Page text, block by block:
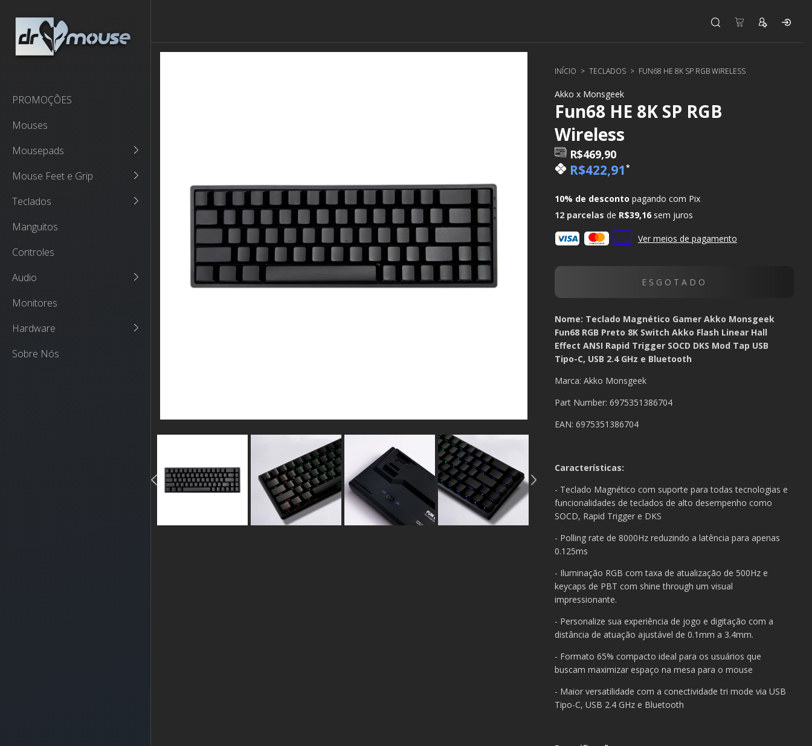
PROMOÇÕES
Mouses
Mousepads
Mouse Feet e Grip
Teclados
Manguitos
Controles
Audio
Monitores
Hardware
Sobre Nós
INÍCIO > TECLADOS > FUN68 HE 8K SP RGB WIRELESS
Akko x Monsgeek
Fun68 HE 8K SP RGB
Wireless
R$469,90
R$422,91*
10% de desconto pagando com Pix
12 parcelasde R$39,16 sem juros
Ver meios de pagamento
Nome: Teclado Magnético Gamer Akko Monsgeek
Fun68 RGB Preto 8K Switch Akko Flash Linear Hall
Effect ANSI Rapid Trigger SOCD DKS Mod Tap USB
Tipo-C, USB 2.4 GHz e Bluetooth
Marca: Akko Monsgeek
Part Number: 6975351386704
EAN: 6975351386704
Características:
- Teclado Magnético com suporte para todas tecnologias e
funcionalidades de teclados de alto desempenho como
SOCD, Rapid Trigger e DKS
- Polling rate de 8000Hz reduzindo a latência para apenas
0.125ms
- Iluminação RGB com taxa de atualização de 500Hz e
keycaps de PBT com shine through um visual
impressionante.
- Personalize sua experiência de jogo e digitação com a
distância de atuação ajustável de 0.1mm a 3.4mm.
- Formato 65% compacto ideal para os usuários que
buscam maximizar espaço na mesa para o mouse
- Maior versatilidade com a conectividade tri mode via USB
Tipo-C, USB 2.4 GHz e Bluetooth